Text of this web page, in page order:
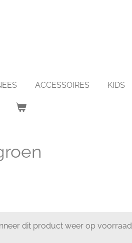
ACCESSOIRES KIDS
dit product weer op voorraad